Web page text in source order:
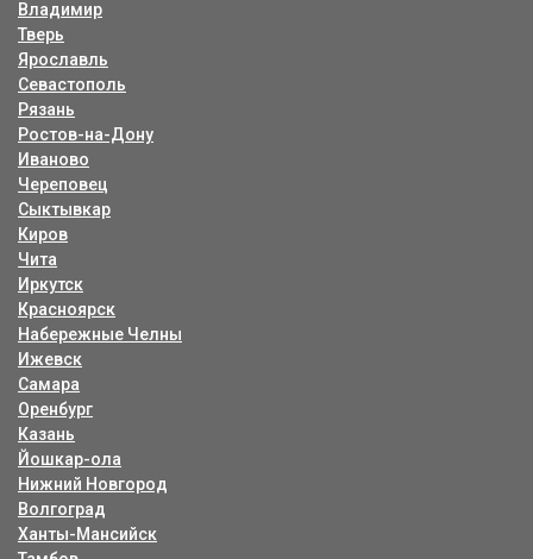
Владимир
Тверь
Ярославль
Севастополь
Рязань
Ростов-на-Дону
Иваново
Череповец
Сыктывкар
Киров
Чита
Иркутск
Красноярск
Набережные Челны
Ижевск
Самара
Оренбург
Казань
Йошкар-ола
Нижний Новгород
Волгоград
Ханты-Мансийск